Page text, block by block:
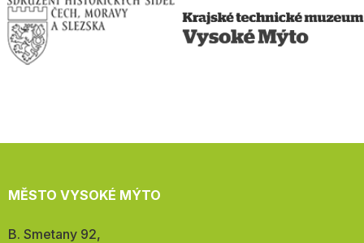
MĚSTO VYSOKÉ MÝTO
Adresa:
B. Smetany 92,